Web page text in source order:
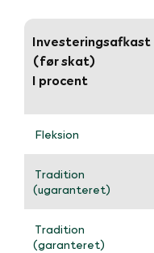
Investeringsafkast
(før skat)
I procent
Fleksion
Tradition
(ugaranteret)
Tradition
(garanteret)